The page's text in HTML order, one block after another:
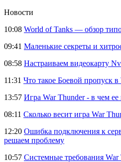
Новости
10:08 World of Tanks — обзор
09:41 Маленькие секреты и
08:58 Настраиваем видеокарту
11:31 Что такое Боевой пропуск
13:57 Игра War Thunder - в чем
08:11 Сколько весит игра War
12:20 Ошибка подключения к
решаем проблему
10:57 Системные требования War